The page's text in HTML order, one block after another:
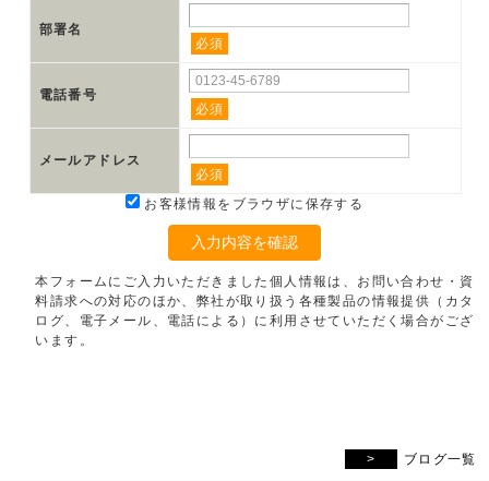
部署名
必須
電話番号
必須
メールアドレス
必須
お客様情報をブラウザに保存する
入力内容を確認
本フォームにご入力いただきました個人情報は、お問い合わせ・資
料請求への対応のほか、弊社が取り扱う各種製品の情報提供（カタ
ログ、電子メール、電話による）に利用させていただく場合がござ
います。
ブログ一覧